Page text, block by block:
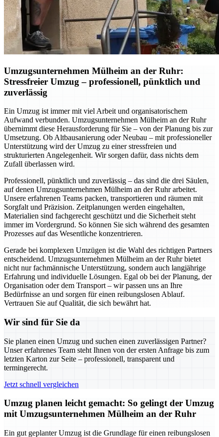
Umzugsunternehmen Mülheim an der Ruhr:
Stressfreier Umzug – professionell, pünktlich und
zuverlässig
Ein Umzug ist immer mit viel Arbeit und organisatorischem
Aufwand verbunden. Umzugsunternehmen Mülheim an der Ruhr
übernimmt diese Herausforderung für Sie – von der Planung bis zur
Umsetzung. Ob Altbausanierung oder Neubau – mit professioneller
Unterstützung wird der Umzug zu einer stressfreien und
strukturierten Angelegenheit. Wir sorgen dafür, dass nichts dem
Zufall überlassen wird.
Professionell, pünktlich und zuverlässig – das sind die drei Säulen,
auf denen Umzugsunternehmen Mülheim an der Ruhr arbeitet.
Unsere erfahrenen Teams packen, transportieren und räumen mit
Sorgfalt und Präzision. Zeitplanungen werden eingehalten,
Materialien sind fachgerecht geschützt und die Sicherheit steht
immer im Vordergrund. So können Sie sich während des gesamten
Prozesses auf das Wesentliche konzentrieren.
Gerade bei komplexen Umzügen ist die Wahl des richtigen Partners
entscheidend. Umzugsunternehmen Mülheim an der Ruhr bietet
nicht nur fachmännische Unterstützung, sondern auch langjährige
Erfahrung und individuelle Lösungen. Egal ob bei der Planung, der
Organisation oder dem Transport – wir passen uns an Ihre
Bedürfnisse an und sorgen für einen reibungslosen Ablauf.
Vertrauen Sie auf Qualität, die sich bewährt hat.
Wir sind für Sie da
Sie planen einen Umzug und suchen einen zuverlässigen Partner?
Unser erfahrenes Team steht Ihnen von der ersten Anfrage bis zum
letzten Karton zur Seite – professionell, transparent und
termingerecht.
Jetzt schnell vergleichen
Umzug planen leicht gemacht: So gelingt der Umzug
mit Umzugsunternehmen Mülheim an der Ruhr
Ein gut geplanter Umzug ist die Grundlage für einen reibungslosen